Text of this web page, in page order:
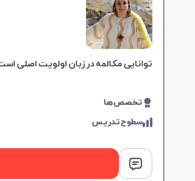
توانایی مکالمه در زبان اولویت اصلی
تخصص‌ها
سطوح‌تدریس